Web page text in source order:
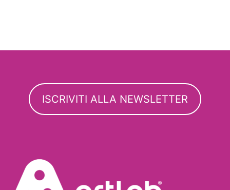
ISCRIVITI ALLA NEWSLETTER